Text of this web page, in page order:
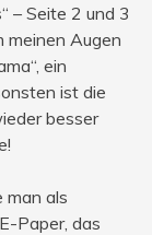
– Seite 2 und 3
meinen Augen
ein
ist die
besser
man als
Paper, das